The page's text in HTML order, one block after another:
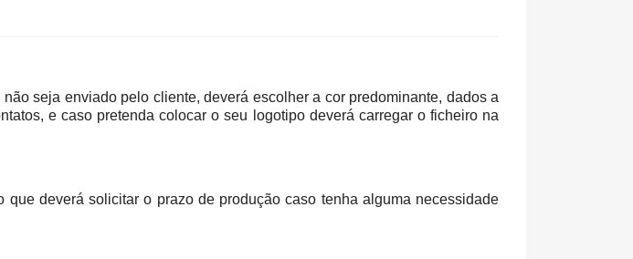
seja enviado pelo cliente, deverá escolher a cor predominante, dados a
e caso pretenda colocar o seu logotipo deverá carregar o ficheiro na
deverá solicitar o prazo de produção caso tenha alguma necessidade